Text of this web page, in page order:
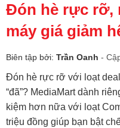
Đón hè rực rỡ,
máy giá giảm
Biên tập bởi: Trần Oanh -
Đón hè rực rỡ với loạt
“đã”? MediaMart dành
kiệm hơn nữa với loạt
triệu đồng giúp bạn bật